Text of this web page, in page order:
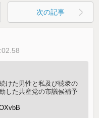
次の記事
けた男性と私及び聴衆の
した共産党の市議候補予